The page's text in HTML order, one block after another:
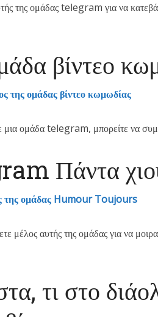
της ομάδας telegram για να
βίντεο
της ομάδας βίντεο κωμωδίας
ομάδα telegram, μπορείτε να
Πάντα
της ομάδας Humour Toujours
μέλος αυτής της ομάδας για να
τι στο